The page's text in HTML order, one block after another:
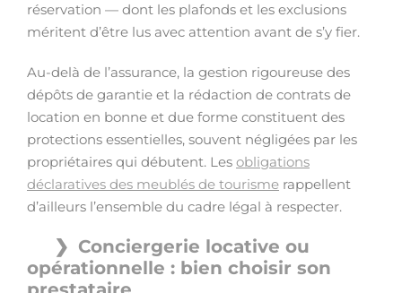
réservation — dont les plafonds et les exclusions
méritent d’être lus avec attention avant de s’y fier.
Au-delà de l’assurance, la gestion rigoureuse des
dépôts de garantie et la rédaction de contrats de
location en bonne et due forme constituent des
protections essentielles, souvent négligées par les
propriétaires qui débutent. Les obligations
déclaratives des meublés de tourisme rappellent
d’ailleurs l’ensemble du cadre légal à respecter.
Conciergerie locative ou
opérationnelle : bien choisir son